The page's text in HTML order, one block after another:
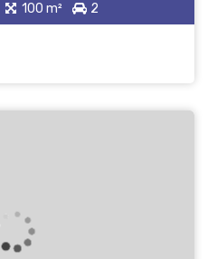
100 m² 2